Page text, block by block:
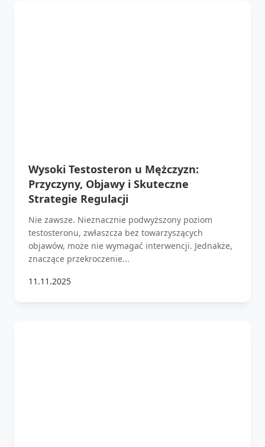
Wysoki Testosteron u Mężczyzn:
Przyczyny, Objawy i Skuteczne
Strategie Regulacji
Nie zawsze. Nieznacznie podwyższony poziom
testosteronu, zwłaszcza bez towarzyszących
objawów, może nie wymagać interwencji. Jednakże,
znaczące przekroczenie...
11.11.2025